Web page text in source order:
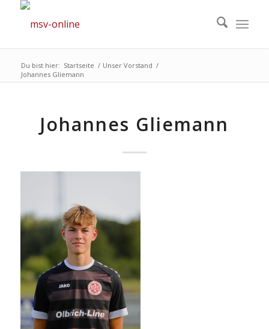
Du bist hier: Startseite / Unser Vorstand /
Johannes Gliemann
Johannes Gliemann